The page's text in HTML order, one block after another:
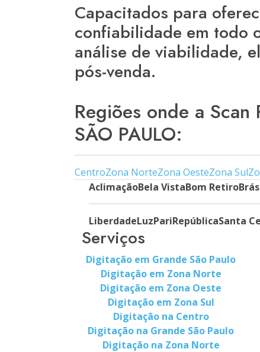
Capacitados para
confiabilidade em todo
análise de viabilidade,
pós-venda.
Regiões onde a Scan
SÃO PAULO:
CentroZona NorteZona OesteZona Sul
AclimaçãoBela VistaBom RetiroBrás
LiberdadeLuzPariRepúblicaSanta
Serviços
Digitação em Grande São Paulo
Digitação em Zona Norte
Digitação em Zona Oeste
Digitação em Zona Sul
Digitação na Centro
Digitação na Grande São Paulo
Digitação na Zona Norte